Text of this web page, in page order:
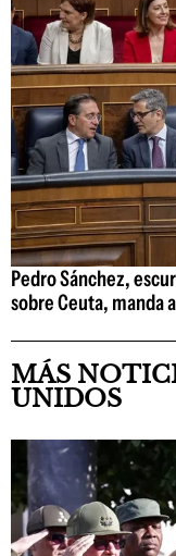
Pedro Sánchez,
sobre Ceuta, manda
MÁS
UNIDOS